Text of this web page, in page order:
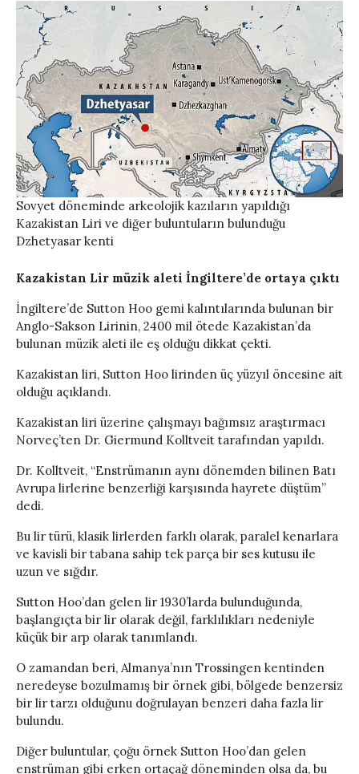
Sovyet döneminde arkeolojik kazıların yapıldığı
Kazakistan Liri ve diğer buluntuların bulunduğu
Dzhetyasar kenti
Kazakistan Lir müzik aleti İngiltere’de ortaya çıktı
İngiltere’de Sutton Hoo gemi kalıntılarında bulunan bir
Anglo-Sakson Lirinin, 2400 mil ötede Kazakistan’da
bulunan müzik aleti ile eş olduğu dikkat çekti.
Kazakistan liri, Sutton Hoo lirinden üç yüzyıl öncesine ait
olduğu açıklandı.
Kazakistan liri üzerine çalışmayı bağımsız araştırmacı
Norveç’ten Dr. Giermund Kolltveit tarafından yapıldı.
Dr. Kolltveit, “Enstrümanın aynı dönemden bilinen Batı
Avrupa lirlerine benzerliği karşısında hayrete düştüm”
dedi.
Bu lir türü, klasik lirlerden farklı olarak, paralel kenarlara
ve kavisli bir tabana sahip tek parça bir ses kutusu ile
uzun ve sığdır.
Sutton Hoo’dan gelen lir 1930’larda bulunduğunda,
başlangıçta bir lir olarak değil, farklılıkları nedeniyle
küçük bir arp olarak tanımlandı.
O zamandan beri, Almanya’nın Trossingen kentinden
neredeyse bozulmamış bir örnek gibi, bölgede benzersiz
bir lir tarzı olduğunu doğrulayan benzeri daha fazla lir
bulundu.
Diğer buluntular, çoğu örnek Sutton Hoo’dan gelen
enstrüman gibi erken ortaçağ döneminden olsa da, bu